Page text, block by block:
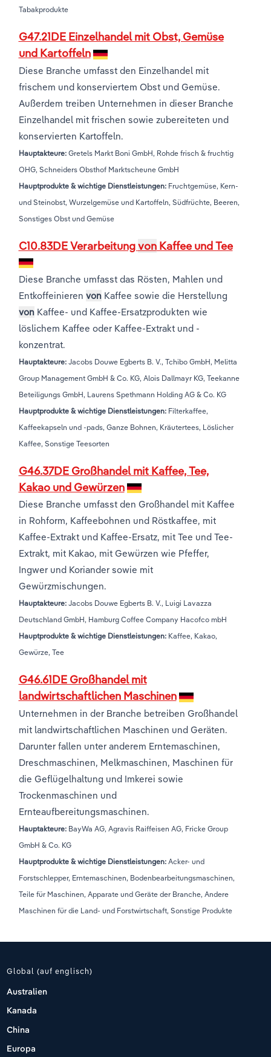
Tabakprodukte
G47.21DE Einzelhandel mit Obst, Gemüse
und Kartoffeln
Diese Branche umfasst den Einzelhandel mit
frischem und konserviertem Obst und Gemüse.
Außerdem treiben Unternehmen in dieser Branche
Einzelhandel mit frischen sowie zubereiteten und
konservierten Kartoffeln.
Hauptakteure: Gretels Markt Boni GmbH, Rohde frisch & fruchtig
OHG, Schneiders Obsthof Marktscheune GmbH
Hauptprodukte & wichtige Dienstleistungen:Fruchtgemüse, Kern-
und Steinobst, Wurzelgemüse und Kartoffeln, Südfrüchte, Beeren,
Sonstiges Obst und Gemüse
C10.83DE VerarbeitungvonKaffee und Tee
Diese Branche umfasst das Rösten, Mahlen und
Entkoffeinieren vonKaffee sowie die Herstellung
vonKaffee- und Kaffee-Ersatzprodukten wie
löslichem Kaffee oder Kaffee-Extrakt und -
konzentrat.
Hauptakteure: Jacobs Douwe Egberts B. V., Tchibo GmbH, Melitta
Group Management GmbH & Co. KG, Alois Dallmayr KG, Teekanne
Beteiligungs GmbH, Laurens Spethmann Holding AG & Co. KG
Hauptprodukte & wichtige Dienstleistungen:Filterkaffee,
Kaffeekapseln und -pads, Ganze Bohnen, Kräutertees, Löslicher
Kaffee, Sonstige Teesorten
G46.37DE Großhandel mit Kaffee, Tee,
Kakao und Gewürzen
Diese Branche umfasst den Großhandel mit Kaffee
in Rohform, Kaffeebohnen und Röstkaffee, mit
Kaffee-Extrakt und Kaffee-Ersatz, mit Tee und Tee-
Extrakt, mit Kakao, mit Gewürzen wie Pfeffer,
Ingwer und Koriander sowie mit
Gewürzmischungen.
Hauptakteure: Jacobs Douwe Egberts B. V., Luigi Lavazza
Deutschland GmbH, Hamburg Coffee Company Hacofco mbH
Hauptprodukte & wichtige Dienstleistungen:Kaffee, Kakao,
Gewürze, Tee
G46.61DE Großhandel mit
landwirtschaftlichen Maschinen
Unternehmen in der Branche betreiben Großhandel
mit landwirtschaftlichen Maschinen und Geräten.
Darunter fallen unter anderem Erntemaschinen,
Dreschmaschinen, Melkmaschinen, Maschinen für
die Geflügelhaltung und Imkerei sowie
Trockenmaschinen und
Ernteaufbereitungsmaschinen.
Hauptakteure: BayWa AG, Agravis Raiffeisen AG, Fricke Group
GmbH & Co. KG
Hauptprodukte & wichtige Dienstleistungen:Acker- und
Forstschlepper, Erntemaschinen, Bodenbearbeitungsmaschinen,
Teile für Maschinen, Apparate und Geräte der Branche, Andere
Maschinen für die Land- und Forstwirtschaft, Sonstige Produkte
Global (auf englisch)
Australien
Kanada
China
Europa